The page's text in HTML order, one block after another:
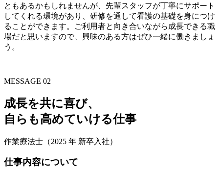
ともあるかもしれませんが、先輩スタッフが丁寧にサポート
してくれる環境があり、研修を通して看護の基礎を身につけ
ることができます。ご利用者と向き合いながら成長できる職
場だと思いますので、興味のある方はぜひ一緒に働きましょ
う。
MESSAGE 02
成長を共に喜び、
自らも高めていける仕事
作業療法士 （2025 年 新卒入社）
仕事内容について